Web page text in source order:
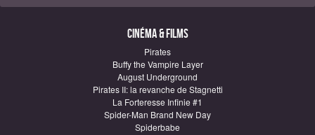
Cinéma & Films
Pirates
Buffy the Vampire Layer
August Underground
Pirates II: la revanche de Stagnetti
La Forteresse Infinie #1
Spider-Man Brand New Day
Spiderbabe